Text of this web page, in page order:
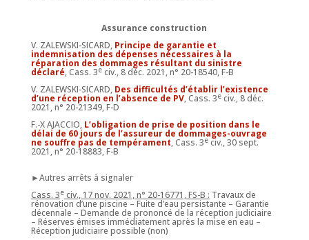
Assurance construction
V. ZALEWSKI-SICARD, Principe de garantie et
indemnisation des dépenses nécessaires à la
réparation des dommages résultant du sinistre
déclaré, Cass. 3eciv., 8 déc. 2021, n° 20-18540, F-B
V. ZALEWSKI-SICARD, Des difficultés d’établir l’existence
d’une réception en l’absence de PV, Cass. 3eciv., 8 déc.
2021, n° 20-21349, F-D
F.-X AJACCIO, L’obligation de prise de position dans le
délai de 60 jours de l’assureur de dommages-ouvrage
ne souffre pas de tempérament, Cass. 3eciv., 30 sept.
2021, n° 20-18883, F-B
►Autres arrêts à signaler
Cass. 3eciv., 17 nov. 2021, n° 20-16771, FS-B : Travaux de
rénovation d’une piscine – Fuite d’eau persistante – Garantie
décennale – Demande de prononcé de la réception judiciaire
– Réserves émises immédiatement après la mise en eau –
Réception judiciaire possible (non)